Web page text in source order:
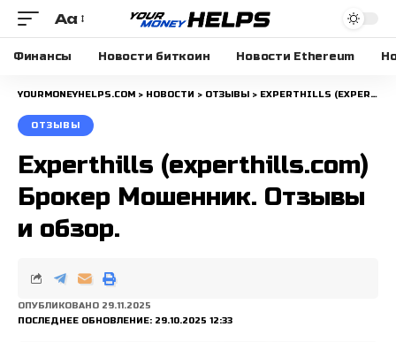
Размера
шрифта
Aa
Финансы Новости биткоин Новости Ethereum
YOURMONEYHELPS.COM > НОВОСТИ > ОТЗЫВЫ > EXPERTHILLS (EXPERTHILLS.COM) БРОКЕР МОШЕННИК. ОТЗЫВЫ И ОБЗОР.
ОТЗЫВЫ
Experthills (experthills.com)
Брокер Мошенник. Отзывы
и обзор.
ПОСЛЕДНЕЕ ОБНОВЛЕНИЕ: 29.10.2025 12:33
ОПУБЛИКОВАНО 29.11.2025